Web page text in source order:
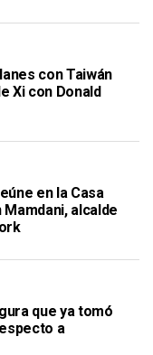
con Taiwán
Xi con Donald
en la Casa
alcalde
que ya tomó
a